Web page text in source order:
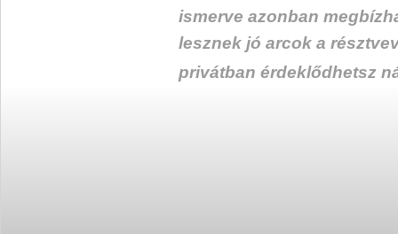
ismerve azonban
lesznek jó arcok a
privátban érdeklődhetsz